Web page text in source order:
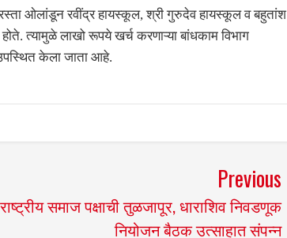
ओलांडून रवींद्र हायस्कूल, श्री गुरुदेव हायस्कूल व बहुतांश
त्यामुळे लाखो रूपये खर्च करणाऱ्या बांधकाम विभाग
केला जाता आहे.
Previous
राष्ट्रीय समाज पक्षाची तुळजापूर, धाराशिव निवडणूक
नियोजन बैठक उत्साहात संपन्न